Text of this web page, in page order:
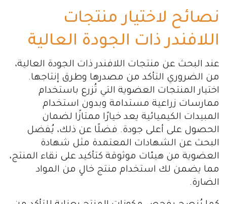
نصائح لاختيار منتجات
اللافندر ذات الجودة العالية
عند البحث عن منتجات اللافندر ذات الجودة العالية،
من الضروري التأكد من مصدرها وطرق إنتاجها.
اختيار المنتجات العضوية التي تُزرع باستخدام
ممارسات زراعية مستدامة وبدون استخدام
المبيدات الكيميائية يعد خيارًا ممتازًا لضمان
الحصول على أعلى جودة. فضلًا عن ذلك، يُفضل
البحث عن الشهادات المعتمدة مثل شهادة
العضوية من هيئات موثوقة كتأكيد على نقاء المنتج،
مما يضمن لك استخدام منتج خالٍ من المواد
الضارة.